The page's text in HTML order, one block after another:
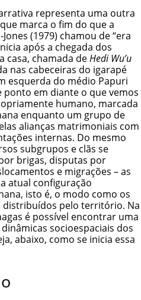
representa uma outra
marca o fim do que a
(1979) chamou de “era
após a chegada dos
casa, chamada deHedi Wu’u
nas cabeceiras do igarapé
esquerda do médio Papuri
em diante o que vemos
humano, marcada
enquanto um grupo de
alianças matrimoniais com
internas. Do mesmo
subgrupos e clãs se
brigas, disputas por
e migrações – as
atual configuração
isto é, o modo como os
distribuídos pelo território. Na
é possível encontrar uma
socioespaciais dos
abaixo, como se inicia essa